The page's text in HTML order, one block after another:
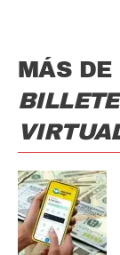
MÁS DE